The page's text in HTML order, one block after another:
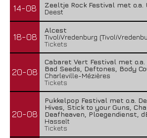
14-08
Zeeltje Rock Festival met o.a.
Deest
18-08
Alcest
TivoliVredenburg
Tickets
20-08
Cabaret Vert Festival met o.a.
Bad Seeds, Deftones, Body
Charleville-Mézières
Tickets
20-08
Pukkelpop Festival met o.a.
Hives, Stick to your Guns,
Deafheaven, Ploegendienst,
Hasselt
Tickets